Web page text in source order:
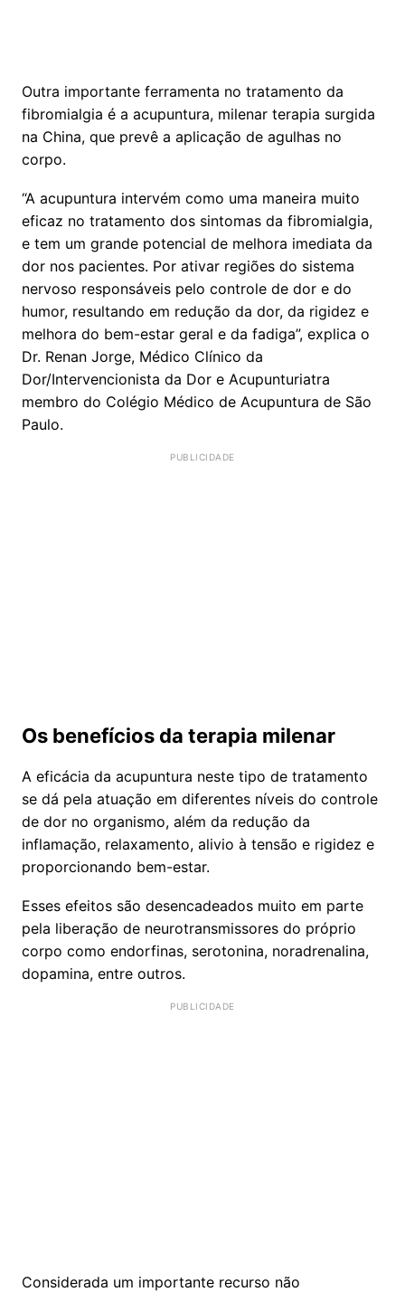
Outra importante ferramenta no tratamento da
fibromialgia é a acupuntura, milenar terapia surgida
na China, que prevê a aplicação de agulhas no
corpo.
“A acupuntura intervém como uma maneira muito
eficaz no tratamento dos sintomas da fibromialgia,
e tem um grande potencial de melhora imediata da
dor nos pacientes. Por ativar regiões do sistema
nervoso responsáveis pelo controle de dor e do
humor, resultando em redução da dor, da rigidez e
melhora do bem-estar geral e da fadiga”, explica o
Dr. Renan Jorge, Médico Clínico da
Dor/Intervencionista da Dor e Acupunturiatra
membro do Colégio Médico de Acupuntura de São
Paulo.
Os benefícios da terapia milenar
A eficácia da acupuntura neste tipo de tratamento
se dá pela atuação em diferentes níveis do controle
de dor no organismo, além da redução da
inflamação, relaxamento, alivio à tensão e rigidez e
proporcionando bem-estar.
Esses efeitos são desencadeados muito em parte
pela liberação de neurotransmissores do próprio
corpo como endorfinas, serotonina, noradrenalina,
dopamina, entre outros.
Considerada um importante recurso não